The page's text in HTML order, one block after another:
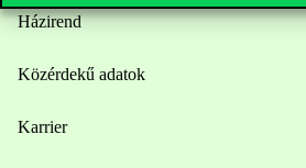
Házirend
Közérdekű adatok
Karrier